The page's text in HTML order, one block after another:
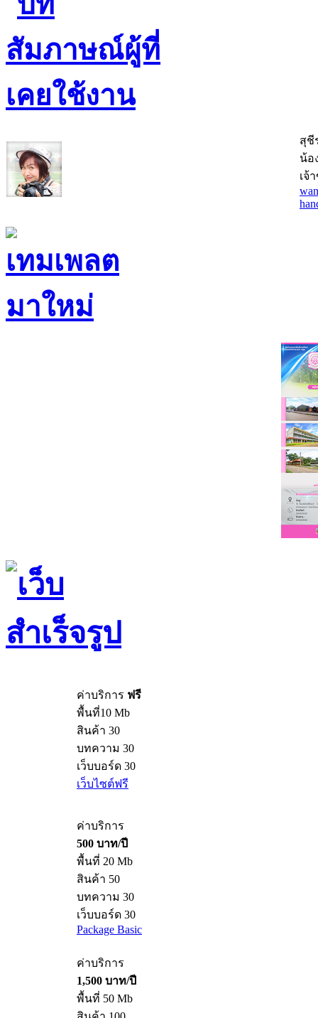
สุชี
น้อ
เจ้
ค่าบริการฟรี
พื้นที่10 Mb
สินค้า 30
บทความ 30
เว็บบอร์ด 30
ค่าบริการ
500 บาท/ปี
พื้นที่ 20 Mb
สินค้า 50
บทความ 30
เว็บบอร์ด 30
ค่าบริการ
1,500 บาท/ปี